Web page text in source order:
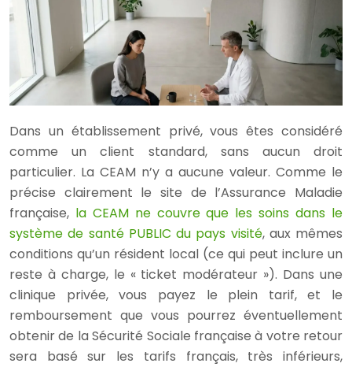
Dans un établissement privé, vous êtes considéré
comme un client standard, sans aucun droit
particulier. La CEAM n’y a aucune valeur. Comme le
précise clairement le site de l’Assurance Maladie
française, la CEAM ne couvre que les soins dans le
système de santé PUBLIC du pays visité, aux mêmes
conditions qu’un résident local (ce qui peut inclure un
reste à charge, le « ticket modérateur »). Dans une
clinique privée, vous payez le plein tarif, et le
remboursement que vous pourrez éventuellement
obtenir de la Sécurité Sociale française à votre retour
sera basé sur les tarifs français, très inférieurs,